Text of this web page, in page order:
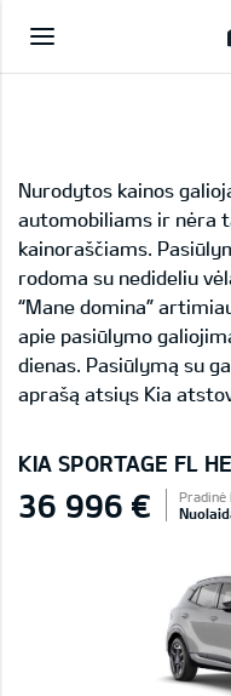
Nurodytos kainos
automobiliams ir nėra
kainoraščiams.
rodoma su nedideliu
“Mane domina”
apie pasiūlymo
dienas. Pasiūlymą su
aprašą atsiųs Kia
KIA SPORTAGE FL
36 996 € Pradinė